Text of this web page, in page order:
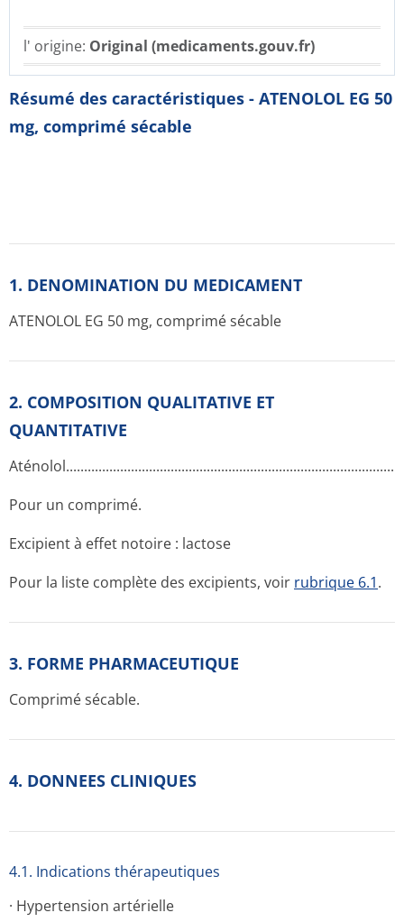
l' origine: Original (medicaments.gouv.fr)
Résumé des caractéristiques - ATENOLOL EG 50
mg, comprimé sécable
1. DENOMINATION DU MEDICAMENT
ATENOLOL EG 50 mg, comprimé sécable
2. COMPOSITION QUALITATIVE ET
QUANTITATIVE
Pour un comprimé.
Excipient à effet notoire : lactose
Pour la liste complète des excipients, voir rubrique 6.1.
3. FORME PHARMACEUTIQUE
Comprimé sécable.
4. DONNEES CLINIQUES
4.1. Indications thérapeutiques
· Hypertension artérielle